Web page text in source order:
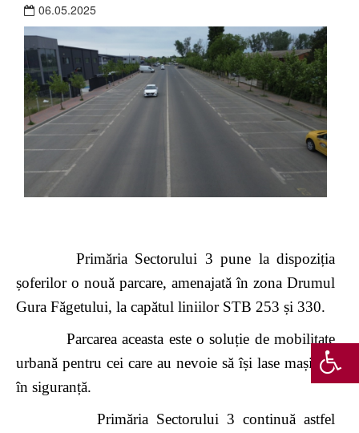
06.05.2025
Primăria Sectorului 3 pune la dispoziția
șoferilor o nouă parcare, amenajatăîn zona Drumul
Gura Făgetului, la capătul liniilor STB 253 și 330.
Parcarea aceasta este o soluție de mobilitate
urbană pentru cei care au nevoie să își lase mașinile
în siguranță.
Primăria Sectorului 3 continuă astfel